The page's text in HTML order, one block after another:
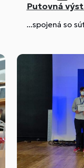
Putovná
...spojená so